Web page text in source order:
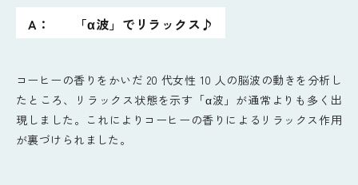
A： 「α波」でリラックス♪
コーヒーの香りをかいだ 20 代女性 10 人の脳波の動きを分析し
たところ、リラックス状態を示す「α波」が通常よりも多く出
現しました。これによりコーヒーの香りによるリラックス作用
が裏づけられました。